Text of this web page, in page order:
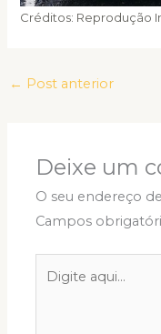
Créditos: Reprodução
← Post anterior
Deixe um
O seu endereço
Campos
aqui...